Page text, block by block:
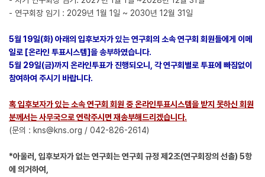
- 연구회장 임기 : 2029년 1월 1일 ~ 2030년 12월 31일
5월 19일(화) 아래의 입후보자가 있는 연구회의 소속 연구회 회원들에게 이메
일로 [온라인 투표시스템]을 송부하였습니다.
5월 29일(금)까지 온라인투표가 진행되오니, 각 연구회별로 투표에 빠짐없이
참여하여 주시기 바랍니다.
혹 입후보자가 있는 소속 연구회 회원 중 온라인투표시스템을 받지 못하신 회원
분께서는 사무국으로 연락주시면 재송부해드리겠습니다.
(문의 : kns@kns.org / 042-826-2614)
*아울러, 입후보자가 없는 연구회는 연구회 규정 제2조(연구회장의 선출) 5항
에 의거하여,